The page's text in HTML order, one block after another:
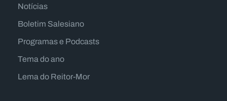
Notícias
Boletim Salesiano
Programas e Podcasts
Tema do ano
Lema do Reitor-Mor